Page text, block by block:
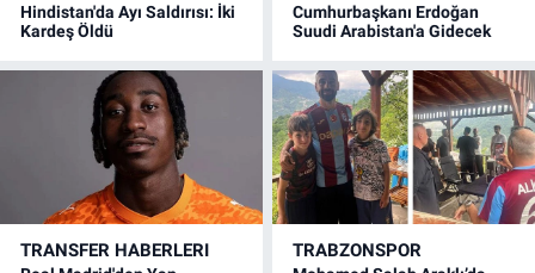
Hindistan'da Ayı Saldırısı: İki
Kardeş Öldü
Cumhurbaşkanı Erdoğan
Suudi Arabistan'a Gidecek
TRANSFER HABERLERI TRABZONSPOR